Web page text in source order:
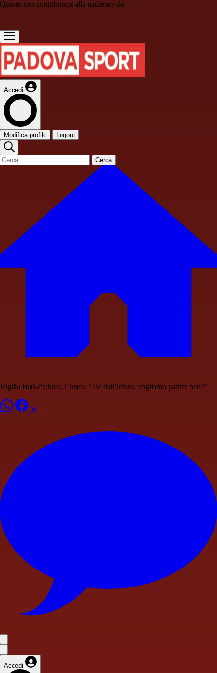
Questo sito contribuisce alla audience de
Accedi
Modifica profilo Logout
Cerca
Vigilia Bari-Padova, Caneo: “Ilie dall’inizio, vogliamo partire bene”
Accedi